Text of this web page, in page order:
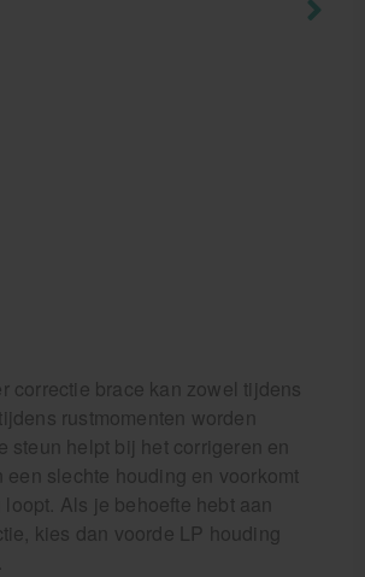
correctie brace kan zowel tijdens
rustmomenten worden
steun helpt bij het corrigeren en
een slechte houding en voorkomt
Als je behoefte hebt aan
kies dan voorde LP houding